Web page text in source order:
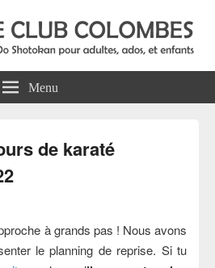
Menu
de karaté
à grands pas ! Nous avons
le planning de reprise. Si tu